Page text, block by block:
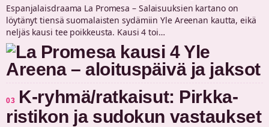
Espanjalaisdraama La Promesa – Salaisuuksien kartano on
löytänyt tiensä suomalaisten sydämiin Yle Areenan kautta, eikä
neljäs kausi tee poikkeusta. Kausi 4 toi…
03 K-ryhmä/ratkaisut: Pirkka-
ristikon ja sudokun vastaukset